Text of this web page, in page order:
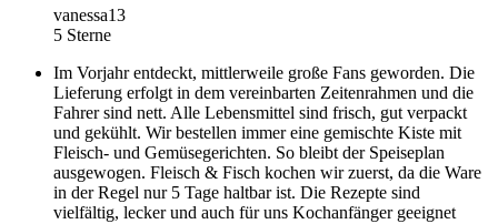
vanessa13
5 Sterne
Im Vorjahr entdeckt, mittlerweile große Fans geworden. Die
Lieferung erfolgt in dem vereinbarten Zeitenrahmen und die
Fahrer sind nett. Alle Lebensmittel sind frisch, gut verpackt
und gekühlt. Wir bestellen immer eine gemischte Kiste mit
Fleisch- und Gemüsegerichten. So bleibt der Speiseplan
ausgewogen. Fleisch & Fisch kochen wir zuerst, da die Ware
in der Regel nur 5 Tage haltbar ist. Die Rezepte sind
vielfältig, lecker und auch für uns Kochanfänger geeignet